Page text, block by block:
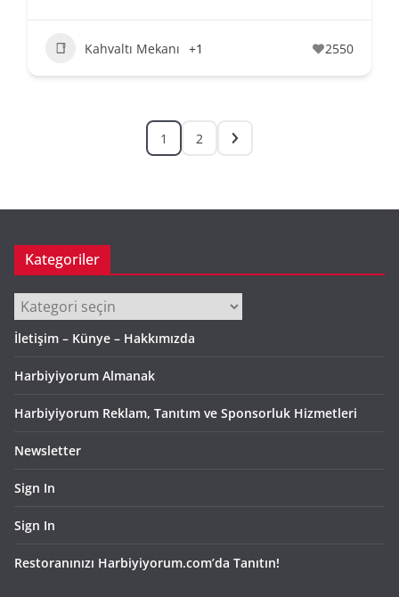
Kahvaltı Mekanı +1 2550
1 2
Kategoriler
Kategoriler
İletişim – Künye – Hakkımızda
Harbiyiyorum Almanak
Harbiyiyorum Reklam, Tanıtım ve Sponsorluk Hizmetleri
Newsletter
Sign In
Sign In
Restoranınızı Harbiyiyorum.com’da Tanıtın!